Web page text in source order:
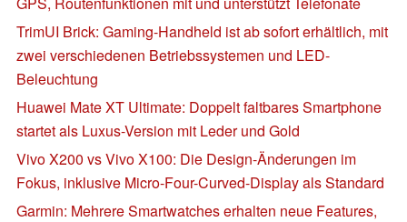
TrimUI Brick: Gaming-Handheld ist ab sofort erhältlich, mit
zwei verschiedenen Betriebssystemen und LED-
Beleuchtung
Huawei Mate XT Ultimate: Doppelt faltbares Smartphone
startet als Luxus-Version mit Leder und Gold
Vivo X200 vs Vivo X100: Die Design-Änderungen im
Fokus, inklusive Micro-Four-Curved-Display als Standard
Garmin: Mehrere Smartwatches erhalten neue Features,